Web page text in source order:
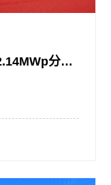
喜报 | 四川大学华西天府医院2.14MWp分布式光伏发电项目开工